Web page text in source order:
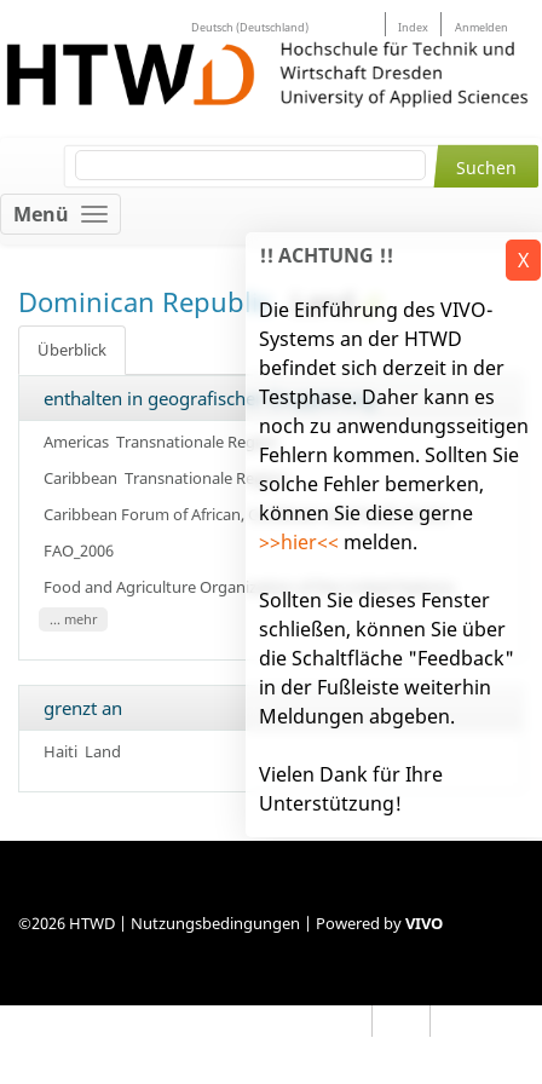
Deutsch (Deutschland) Index Anmelden
X
!! ACHTUNG !!
Die Einführung des VIVO-
Systems an der HTWD
befindet sich derzeit in der
Testphase. Daher kann es
noch zu anwendungsseitigen
Fehlern kommen. Sollten Sie
solche Fehler bemerken,
können Sie diese gerne
>>hier<< melden.
Sollten Sie dieses Fenster
schließen, können Sie über
die Schaltfläche "Feedback"
in der Fußleiste weiterhin
Meldungen abgeben.
Vielen Dank für Ihre
Unterstützung!
Menü
Dominican Republic Land
Überblick
enthalten in geografischer Gruppierung
Americas Transnationale Region
Caribbean Transnationale Region
Caribbean Forum of African, Caribbean and Pacific States
FAO_2006
Food and Agriculture Organization of the United Nations
... mehr
grenzt an
Haiti Land
©2026 HTWD | Nutzungsbedingungen | Powered byVIVO